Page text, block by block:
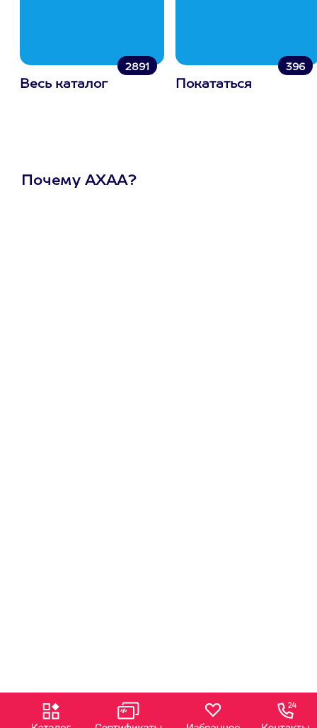
2891
Весь каталог
396
Покататься
Почему АХАА?